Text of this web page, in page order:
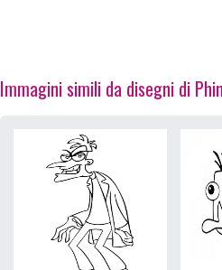
Immagini simili da disegni di